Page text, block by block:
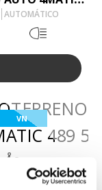
AUTOMÁTICO
VN
Comparar